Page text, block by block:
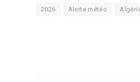
2026 Alerte météo